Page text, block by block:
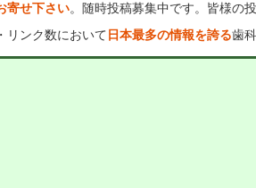
寄せ下さい。随時投稿募集中です。皆様の
リンク数において 日本最多の情報を誇る歯